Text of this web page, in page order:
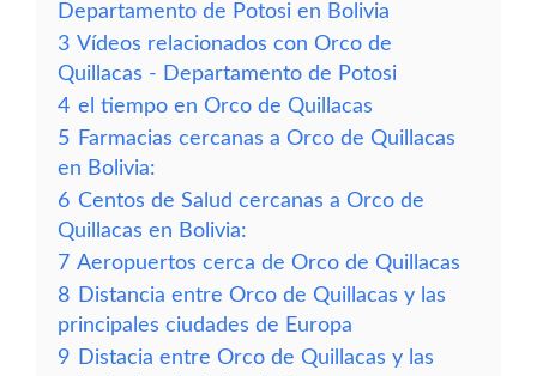
Departamento de Potosi en Bolivia
3 Vídeos relacionados con Orco de
Quillacas - Departamento de Potosi
4 el tiempo en Orco de Quillacas
5 Farmacias cercanas a Orco de Quillacas
en Bolivia:
6 Centos de Salud cercanas a Orco de
Quillacas en Bolivia:
7 Aeropuertos cerca de Orco de Quillacas
8 Distancia entre Orco de Quillacas y las
principales ciudades de Europa
9 Distacia entre Orco de Quillacas y las